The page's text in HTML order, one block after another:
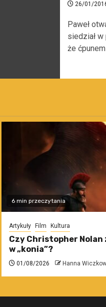
26/01/
Paweł
siedział w
że
6 min przeczytania
Artykuły Film Kultura
Czy Christopher Nolan
w „konia”?
01/08/2026 Hanna